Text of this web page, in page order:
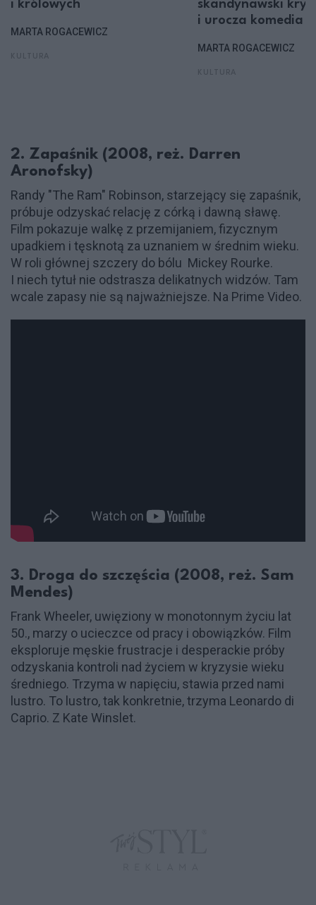
i królowych
MARTA ROGACEWICZ
skandynawski
i urocza komedia
MARTA ROGACEWICZ
2. Zapaśnik (2008, reż. Darren
Aronofsky)
Randy "The Ram" Robinson, starzejący się zapaśnik,
próbuje odzyskać relację z córką i dawną sławę.
Film pokazuje walkę z przemijaniem, fizycznym
upadkiem i tęsknotą za uznaniem w średnim wieku.
W roli głównej szczery do bólu Mickey Rourke.
I niech tytuł nie odstrasza delikatnych widzów. Tam
wcale zapasy nie są najważniejsze. Na Prime Video.
3. Droga do szczęścia (2008, reż. Sam
Mendes)
Frank Wheeler, uwięziony w monotonnym życiu lat
50., marzy o ucieczce od pracy i obowiązków. Film
eksploruje męskie frustracje i desperackie próby
odzyskania kontroli nad życiem w kryzysie wieku
średniego. Trzyma w napięciu, stawia przed nami
lustro. To lustro, tak konkretnie, trzyma Leonardo di
Caprio. Z Kate Winslet.